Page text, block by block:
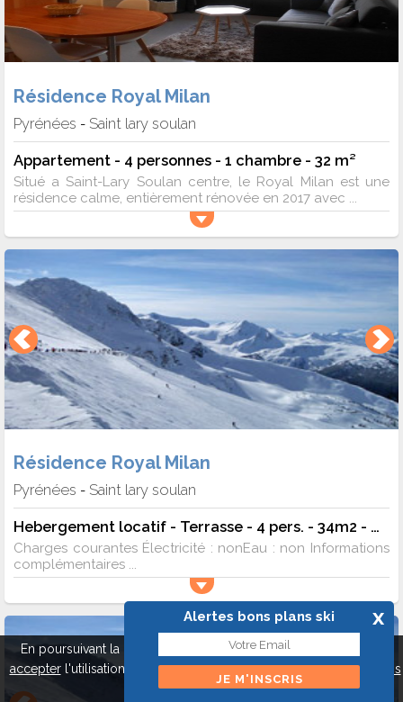
Résidence Royal Milan
Pyrénées - Saint lary soulan
Appartement - 4 personnes - 1 chambre - 32 m²
Situé a Saint-Lary Soulan centre, le Royal Milan est une
résidence calme, entièrement rénovée en 2017 avec ...
Résidence Royal Milan
Pyrénées - Saint lary soulan
Hebergement locatif - Terrasse - 4 pers. - 34m2 - TV
Charges courantes Électricité : nonEau : non Informations
complémentaires ...
Alertes bons plans ski x
En poursuivant la navigation sur ce site, vous pouvez
accepterl'utilisation de cookies pour mieux vous servir.
A propos
des cookies
Fermer